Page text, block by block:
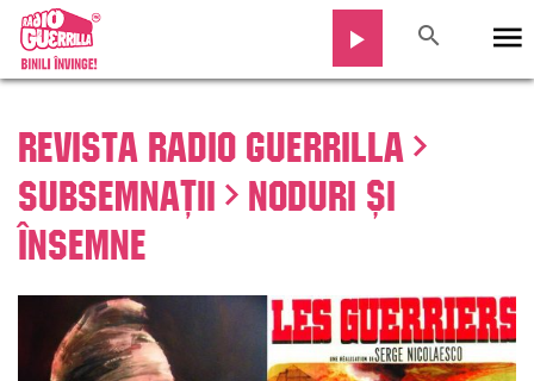
Revista Radio Guerrilla
Subsemnații Noduri și
însemne